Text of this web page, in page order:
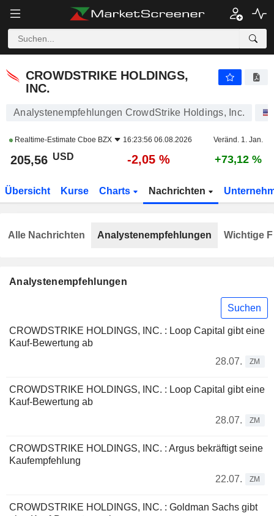
CROWDSTRIKE HOLDINGS,
INC.
Analystenempfehlungen CrowdStrike Holdings, Inc.
Realtime-Estimate Cboe BZX 16:23:56 06.08.2026 Veränd. 1. Jan.
205,56 USD -2,05 % +73,12 %
Übersicht Kurse Charts Nachrichten
Analystenempfehlungen
Suchen
CROWDSTRIKE HOLDINGS, INC. : Loop Capital gibt eine
Kauf-Bewertung ab
28.07.
ZM
CROWDSTRIKE HOLDINGS, INC. : Loop Capital gibt eine
Kauf-Bewertung ab
28.07.
ZM
CROWDSTRIKE HOLDINGS, INC. : Argus bekräftigt seine
Kaufempfehlung
22.07.
ZM
CROWDSTRIKE HOLDINGS, INC. : Goldman Sachs gibt
Alle Nachrichten Analystenempfehlungen Wichtige